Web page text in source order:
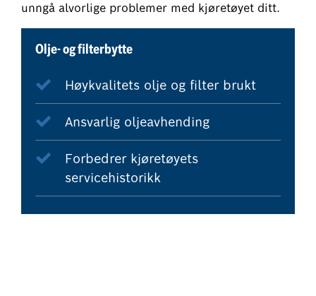
unngå alvorlige problemer med kjøretøyet ditt.
Olje- og filterbytte
Høykvalitets olje og filter brukt
Ansvarlig oljeavhending
Forbedrer kjøretøyets
servicehistorikk